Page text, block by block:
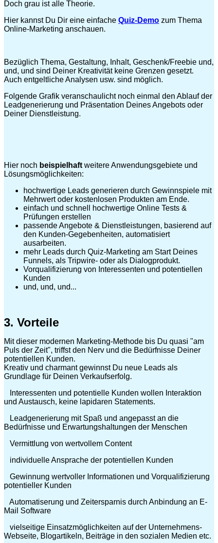
Doch grau ist alle Theorie.
Hier kannst Du Dir eine einfache Quiz-Demo zum Thema
Online-Marketing anschauen.
Bezüglich Thema, Gestaltung, Inhalt, Geschenk/Freebie und,
und, und sind Deiner Kreativität keine Grenzen gesetzt.
Auch entgeltliche Analysen usw. sind möglich.
Folgende Grafik veranschaulicht noch einmal den Ablauf der
Leadgenerierung und Präsentation Deines Angebots oder
Deiner Dienstleistung.
Hier noch beispielhaft weitere Anwendungsgebiete und
Lösungsmöglichkeiten:
hochwertige Leads generieren durch Gewinnspiele mit
Mehrwert oder kostenlosen Produkten am Ende.
einfach und schnell hochwertige Online Tests &
Prüfungen erstellen
passende Angebote & Dienstleistungen, basierend auf
den Kunden-Gegebenheiten, automatisiert
ausarbeiten.
mehr Leads durch Quiz-Marketing am Start Deines
Funnels, als Tripwire- oder als Dialogprodukt.
Vorqualifizierung von Interessenten und potentiellen
Kunden
und, und, und...
3. Vorteile
Mit dieser modernen Marketing-Methode bis Du quasi "am
Puls der Zeit", triffst den Nerv und die Bedürfnisse Deiner
potentiellen Kunden.
Kreativ und charmant gewinnst Du neue Leads als
Grundlage für Deinen Verkaufserfolg.
Interessenten und potentielle Kunden wollen Interaktion
und Austausch, keine lapidaren Statements.
Leadgenerierung mit Spaß und angepasst an die
Bedürfnisse und Erwartungshaltungen der Menschen
Vermittlung von wertvollem Content
individuelle Ansprache der potentiellen Kunden
Gewinnung wertvoller Informationen und Vorqualifizierung
potentieller Kunden
Automatiserung und Zeitersparnis durch Anbindung an E-
Mail Software
vielseitige Einsatzmöglichkeiten auf der Unternehmens-
Webseite, Blogartikeln, Beiträge in den sozialen Medien etc.